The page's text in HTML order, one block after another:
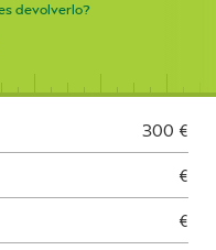
devolverlo?
300 €
€
€